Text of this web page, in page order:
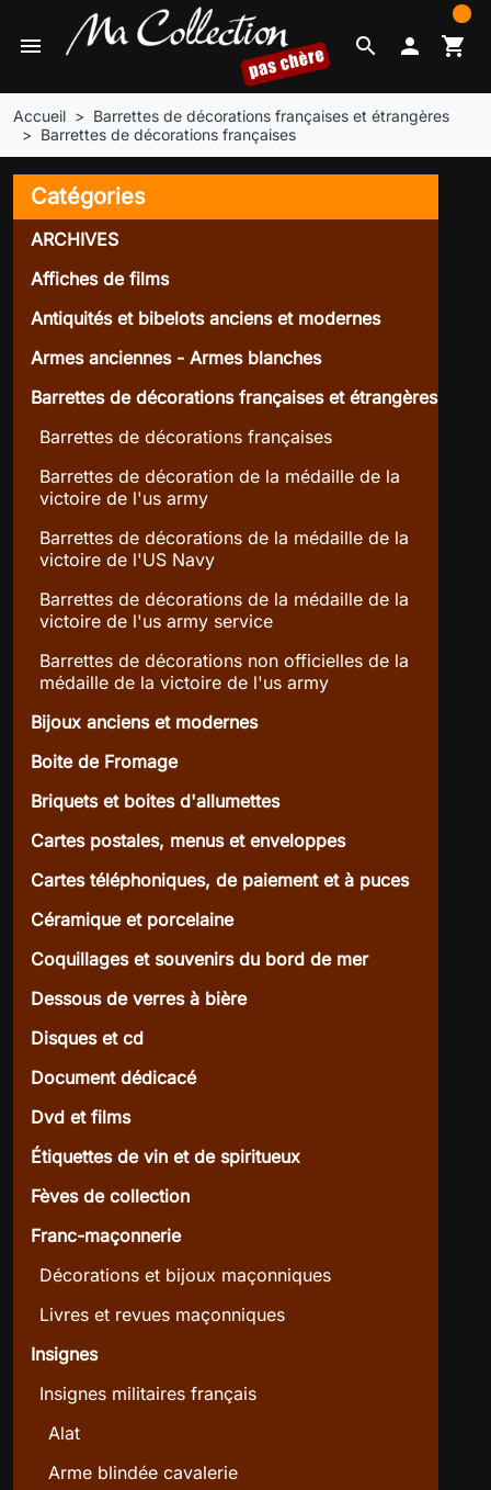
search
menu  shopping_cart
Accueil
Barrettes de décorations françaises et étrangères
Barrettes de décorations françaises
Catégories
ARCHIVES
Affiches de films
Antiquités et bibelots anciens et modernes
Armes anciennes - Armes blanches
Barrettes de décorations françaises et étrangères
Barrettes de décorations françaises
Barrettes de décoration de la médaille de la
victoire de l'us army
Barrettes de décorations de la médaille de la
victoire de l'US Navy
Barrettes de décorations de la médaille de la
victoire de l'us army service
Barrettes de décorations non officielles de la
médaille de la victoire de l'us army
Bijoux anciens et modernes
Boite de Fromage
Briquets et boites d'allumettes
Cartes postales, menus et enveloppes
Cartes téléphoniques, de paiement et à puces
Céramique et porcelaine
Coquillages et souvenirs du bord de mer
Dessous de verres à bière
Disques et cd
Document dédicacé
Dvd et films
Étiquettes de vin et de spiritueux
Fèves de collection
Franc-maçonnerie
Décorations et bijoux maçonniques
Livres et revues maçonniques
Insignes
Insignes militaires français
Alat
Arme blindée cavalerie